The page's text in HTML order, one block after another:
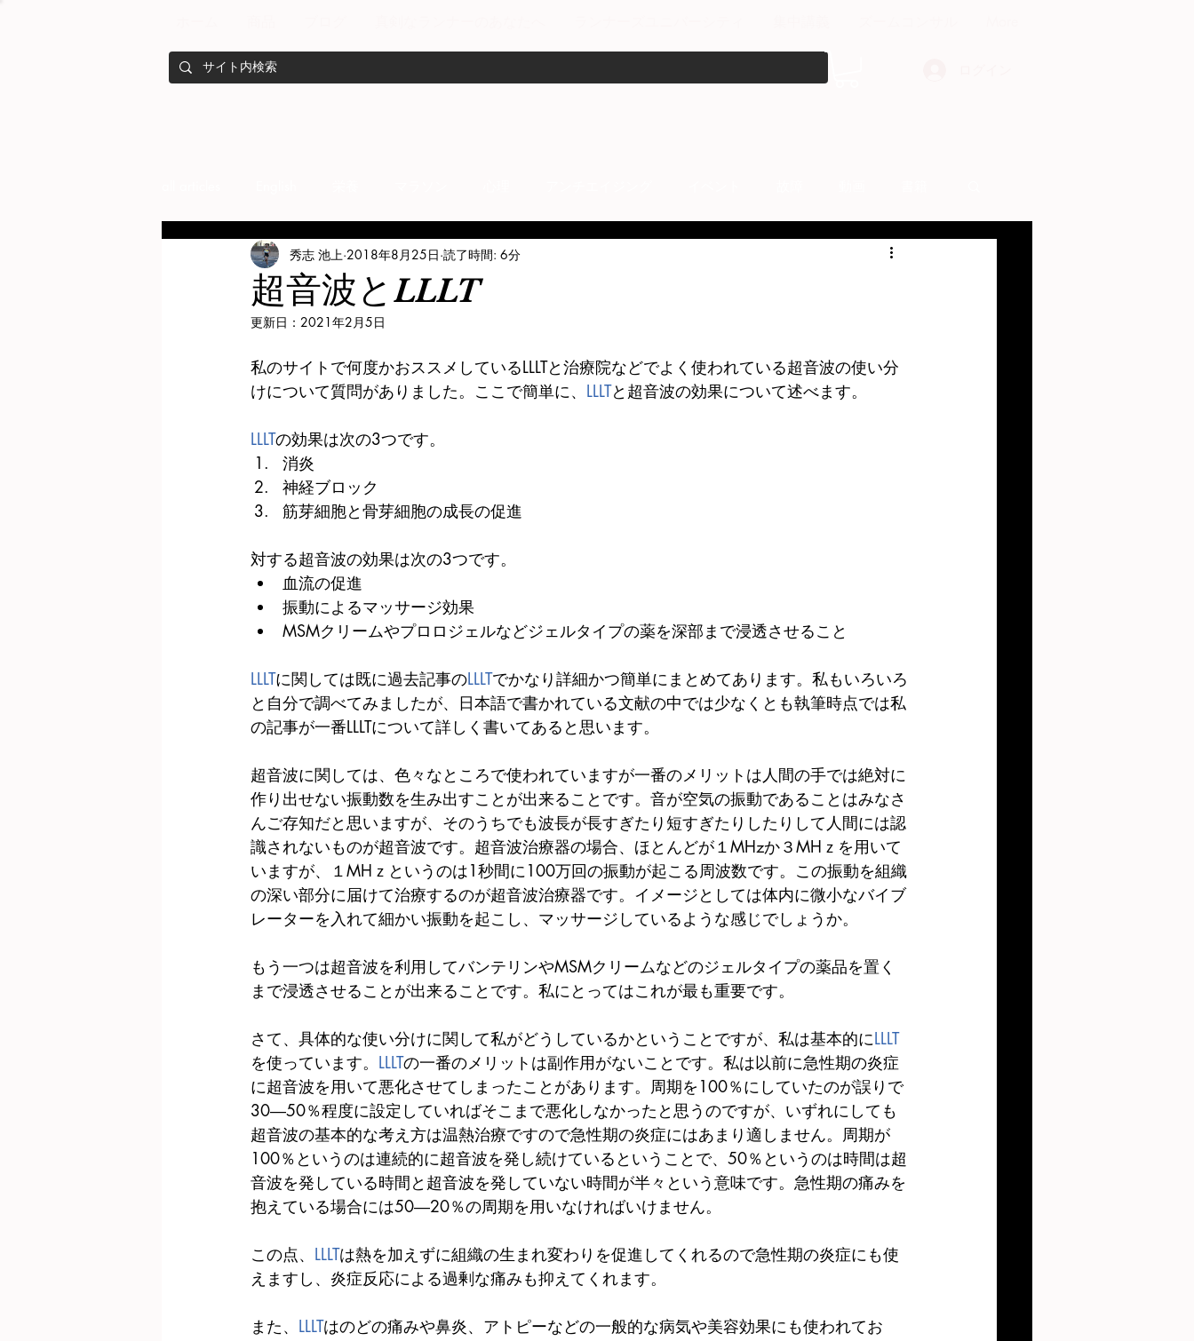
メンバー紹介 Nutrition anti-inflammation
health mamagement
超音波とLLLT
秀志 池上 2018年8月25日 読了時間: 6分
更新日： 2021年2月5日
私のサイトで何度かおススメしているLLLTと治療院などでよく使われている超音波の使い分
けについて質問がありました。ここで簡単に、 LLLTと超音波の効果について述べます。
LLLTの効果は次の3つです。
消炎
神経ブロック
筋芽細胞と骨芽細胞の成長の促進
対する超音波の効果は次の3つです。
血流の促進
振動によるマッサージ効果
MSMクリームやプロロジェルなどジェルタイプの薬を深部まで浸透させること
LLLTに関しては既に過去記事のLLLTでかなり詳細かつ簡単にまとめてあります。私もいろいろ
と自分で調べてみましたが、日本語で書かれている文献の中では少なくとも執筆時点では私
の記事が一番LLLTについて詳しく書いてあると思います。
超音波に関しては、色々なところで使われていますが一番のメリットは人間の手では絶対に
作り出せない振動数を生み出すことが出来ることです。音が空気の振動であることはみなさ
んご存知だと思いますが、そのうちでも波長が長すぎたり短すぎたりしたりして人間には認
識されないものが超音波です。超音波治療器の場合、ほとんどが１MHzか３MHｚを用いて
いますが、１MHｚというのは1秒間に100万回の振動が起こる周波数です。この振動を組織
の深い部分に届けて治療するのが超音波治療器です。イメージとしては体内に微小なバイブ
レーターを入れて細かい振動を起こし、マッサージしているような感じでしょうか。
もう一つは超音波を利用してバンテリンやMSMクリームなどのジェルタイプの薬品を置く
まで浸透させることが出来ることです。私にとってはこれが最も重要です。
さて、具体的な使い分けに関して私がどうしているかということですが、私は基本的にLLLT
を使っています。 LLLTの一番のメリットは副作用がないことです。私は以前に急性期の炎症
に超音波を用いて悪化させてしまったことがあります。周期を100％にしていたのが誤りで
30―50％程度に設定していればそこまで悪化しなかったと思うのですが、いずれにしても
超音波の基本的な考え方は温熱治療ですので急性期の炎症にはあまり適しません。周期が
100％というのは連続的に超音波を発し続けているということで、50％というのは時間は超
音波を発している時間と超音波を発していない時間が半々という意味です。急性期の痛みを
抱えている場合には50―20％の周期を用いなければいけません。
この点、 LLLTは熱を加えずに組織の生まれ変わりを促進してくれるので急性期の炎症にも使
えますし、炎症反応による過剰な痛みも抑えてくれます。
また、 LLLTはのどの痛みや鼻炎、アトピーなどの一般的な病気や美容効果にも使われてお